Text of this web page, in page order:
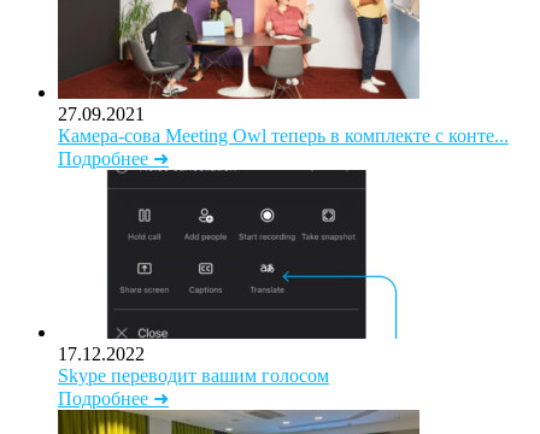
27.09.2021
Камера-сова Meeting Owl теперь в комплекте с конте...
Подробнее ➜
17.12.2022
Skype переводит вашим голосом
Подробнее ➜